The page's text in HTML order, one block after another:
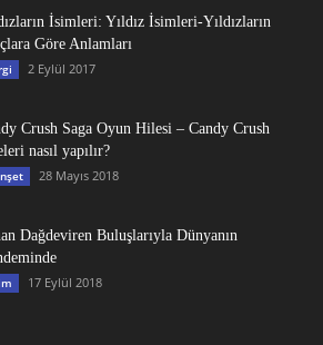
İsimleri: Yıldız İsimleri-Yıldızların
Göre Anlamları
2 Eylül 2017
Crush Saga Oyun Hilesi – Candy Crush
nasıl yapılır?
28 Mayıs 2018
Dağdeviren Buluşlarıyla Dünyanın
17 Eylül 2018